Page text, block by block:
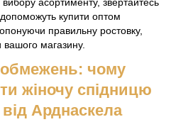
купити оптом
правильну ростовку,
вашого магазину.
обмежень: чому
жіночу спідницю
Арднаскела